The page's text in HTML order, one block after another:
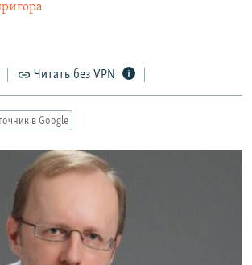
Читать без VPN
в Google